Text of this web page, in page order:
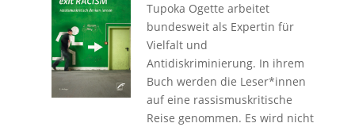
Tupoka Ogette arbeitet
bundesweit als Expertin für
Vielfalt und
Antidiskriminierung. In ihrem
Buch werden die Leser*innen
auf eine rassismuskritische
Reise genommen. Es wird nicht